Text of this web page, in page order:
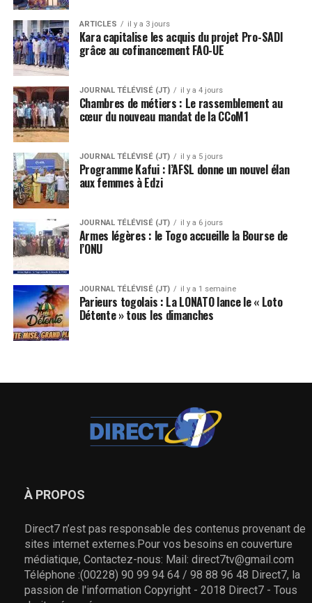
ARTICLES il y a 3 jours
Kara capitalise les acquis du projet Pro-SADI
grâce au cofinancement FAO-UE
JOURNAL TÉLÉVISÉ (JT) il y a 4 jours
Chambres de métiers : Le rassemblement au
cœur du nouveau mandat de la CCoM1
JOURNAL TÉLÉVISÉ (JT) il y a 5 jours
Programme Kafui : l’AFSL donne un nouvel élan
aux femmes à Edzi
JOURNAL TÉLÉVISÉ (JT) il y a 6 jours
Armes légères : le Togo accueille la Bourse de
l’ONU
JOURNAL TÉLÉVISÉ (JT) il y a 1 semaine
Parieurs togolais : La LONATO lance le « Loto
Détente » tous les dimanches
À PROPOS
Direct7 n’est pas responsable des contenus provenant de
sites internet externes.Pour vos besoins en couverture
médiatique, Contactez-nous: Mail: direct7tv@gmail.com
Téléphone :(00228) 90 99 94 64 / 98 88 96 48 Direct7, la
passion de l'information Copyright - 2018 Direct7 - Tous